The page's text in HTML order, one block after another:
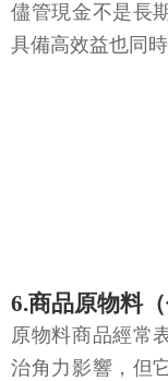
儘管現金不是長
具備高效益也同
6.商品原物料（
原物料商品經常
治角力影響，但